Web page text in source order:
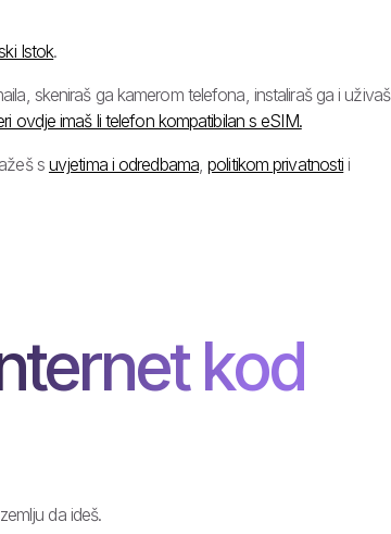
Istok.
skeniraš ga kamerom telefona, instaliraš ga i uživaš
ovdje imaš li telefon kompatibilan s eSIM.
s uvjetima i odredbama,politikom privatnosti i
kod
da ideš.